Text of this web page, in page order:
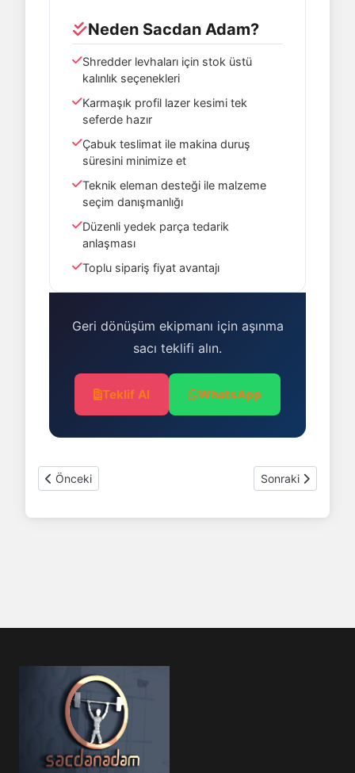
Neden Sacdan Adam?
Shredder levhaları için stok üstü
kalınlık seçenekleri
Karmaşık profil lazer kesimi tek
seferde hazır
Çabuk teslimat ile makina duruş
süresini minimize et
Teknik eleman desteği ile malzeme
seçim danışmanlığı
Düzenli yedek parça tedarik
anlaşması
Toplu sipariş fiyat avantajı
Geri dönüşüm ekipmanı için aşınma
sacı teklifi alın.
Teklif Al WhatsApp
Önceki makale: Gelişmiş Büküm Hesaplayıcı
Önceki Sonraki makale:
Sonraki